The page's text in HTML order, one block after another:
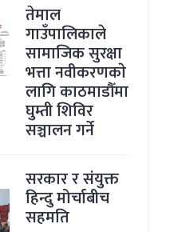
तेमाल
गाउँपालिकाले
सामाजिक सुरक्षा
भत्ता नवीकरणकाे
लागि काठमाडौँमा
घुम्ती शिविर
सञ्चालन गर्ने
सरकार र संयुक्त
हिन्दु मोर्चाबीच
सहमति